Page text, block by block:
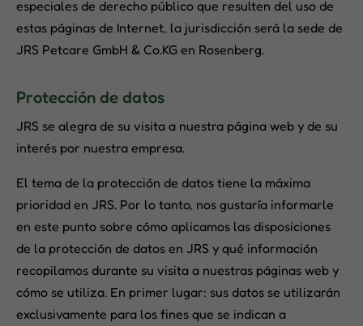
especiales de derecho público que resulten del uso de
estas páginas de Internet, la jurisdicción será la sede de
JRS Petcare GmbH & Co.KG en Rosenberg.
Protección de datos
JRS se alegra de su visita a nuestra página web y de su
interés por nuestra empresa.
El tema de la protección de datos tiene la máxima
prioridad en JRS. Por lo tanto, nos gustaría informarle
en este punto sobre cómo aplicamos las disposiciones
de la protección de datos en JRS y qué información
recopilamos durante su visita a nuestras páginas web y
cómo se utiliza. En primer lugar: sus datos se utilizarán
exclusivamente para los fines que se indican a